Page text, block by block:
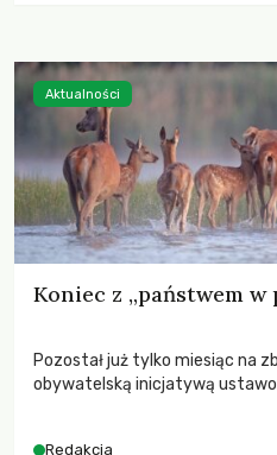
Koniec z „państwem w
Pozostał już tylko miesiąc na
obywatelską inicjatywą
Redakcja
Aktualności